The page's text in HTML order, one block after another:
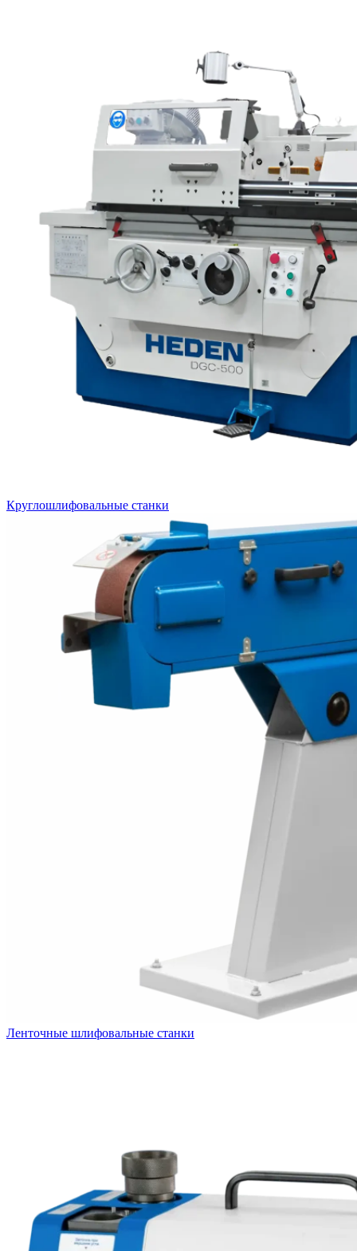
Круглошлифовальные станки
Ленточные шлифовальные станки